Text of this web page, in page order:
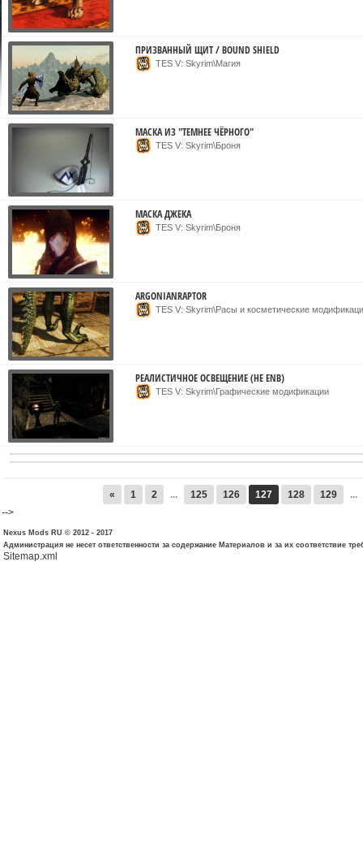
ПРИЗВАННЫЙ ЩИТ / BOUND SHIELD
TES V: Skyrim\Магия
МАСКА ИЗ "ТЕМНЕЕ ЧЁРНОГО"
TES V: Skyrim\Броня
МАСКА ДЖЕКА
TES V: Skyrim\Броня
ARGONIANRAPTOR
TES V: Skyrim\Расы и косметические
РЕАЛИСТИЧНОЕ ОСВЕЩЕНИЕ (НЕ ENB)
TES V: Skyrim\Графические модификации
« 1 2 ... 125 126 127 128 129
...
-->
Nexus Mods RU © 2012 - 2017
Администрация не несет ответственности за содержание Материалов и за их соответствие
Sitemap.xml